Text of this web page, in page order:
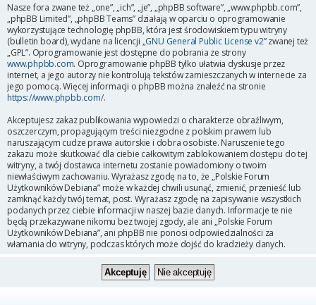
Nasze fora zwane też „one”, „ich”, „je”, „phpBB software”, „www.phpbb.com”,
„phpBB Limited”, „phpBB Teams” działają w oparciu o oprogramowanie
wykorzystujące technologię phpBB, która jest środowiskiem typu witryny
(bulletin board), wydane na licencji „GNU General Public License v2” zwanej też
„GPL”. Oprogramowanie jest dostępne do pobrania ze strony
www.phpbb.com. Oprogramowanie phpBB tylko ułatwia dyskusje przez
internet, a jego autorzy nie kontrolują tekstów zamieszczanych w internecie za
jego pomocą. Więcej informacji o phpBB można znaleźć na stronie
https://www.phpbb.com/.
Akceptujesz zakaz publikowania wypowiedzi o charakterze obraźliwym,
oszczerczym, propagującym treści niezgodne z polskim prawem lub
naruszającym cudze prawa autorskie i dobra osobiste. Naruszenie tego
zakazu może skutkować dla ciebie całkowitym zablokowaniem dostępu do tej
witryny, a twój dostawca internetu zostanie powiadomiony o twoim
niewłaściwym zachowaniu. Wyrażasz zgodę na to, że „Polskie Forum
Użytkowników Debiana” może w każdej chwili usunąć, zmienić, przenieść lub
zamknąć każdy twój temat, post. Wyrażasz zgodę na zapisywanie wszystkich
podanych przez ciebie informacji w naszej bazie danych. Informacje te nie
będą przekazywane nikomu bez twojej zgody, ale ani „Polskie Forum
Użytkowników Debiana”, ani phpBB nie ponosi odpowiedzialności za
włamania do witryny, podczas których może dojść do kradzieży danych.